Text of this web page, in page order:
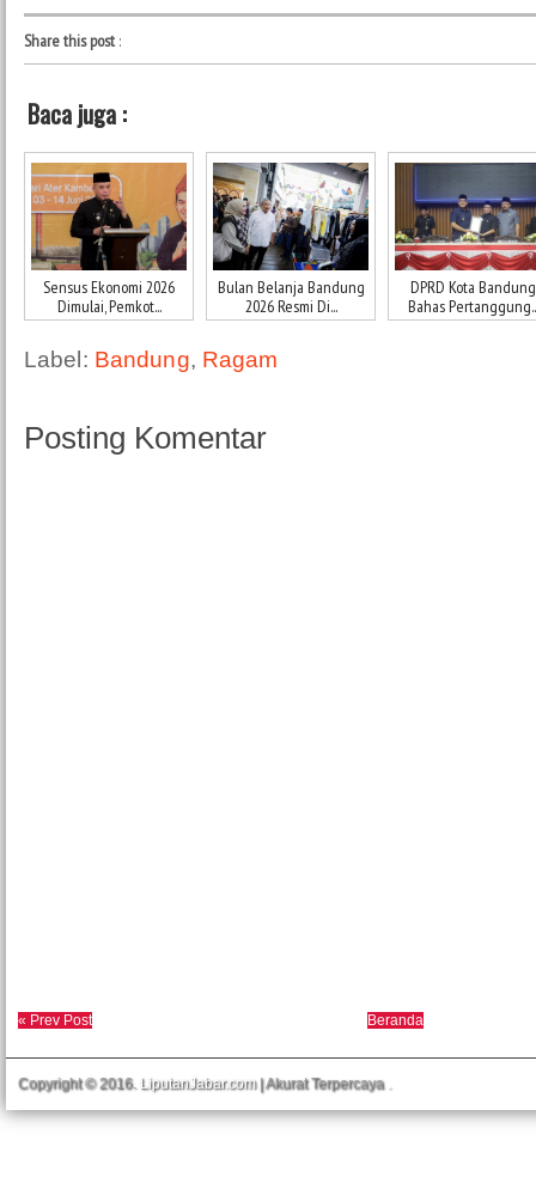
Share this post:
Baca juga :
Sensus Ekonomi 2026
Dimulai, Pemkot...
Bulan Belanja Bandung
2026 Resmi Di...
DPRD Kota Bandung
Bahas
Label: Bandung, Ragam
Posting Komentar
« Prev Post Beranda
Copyright © 2016. LiputanJabar.com| Akurat Terpercaya